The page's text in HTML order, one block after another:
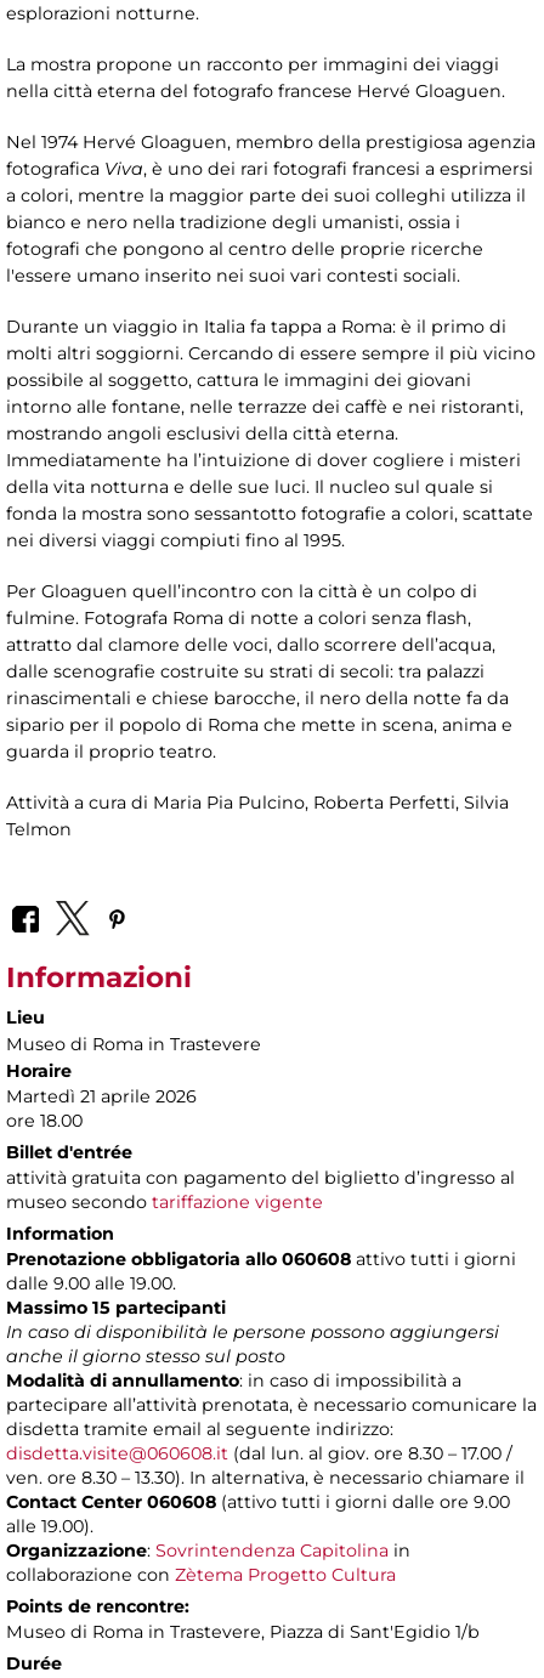
esplorazioni notturne.
La mostra propone un racconto per immagini dei viaggi
nella città eterna del fotografo francese Hervé Gloaguen.
Nel 1974 Hervé Gloaguen, membro della prestigiosa agenzia
fotografica Viva, è uno dei rari fotografi francesi a esprimersi
a colori, mentre la maggior parte dei suoi colleghi utilizza il
bianco e nero nella tradizione degli umanisti, ossia i
fotografi che pongono al centro delle proprie ricerche
l'essere umano inserito nei suoi vari contesti sociali.
Durante un viaggio in Italia fa tappa a Roma: è il primo di
molti altri soggiorni. Cercando di essere sempre il più vicino
possibile al soggetto, cattura le immagini dei giovani
intorno alle fontane, nelle terrazze dei caffè e nei ristoranti,
mostrando angoli esclusivi della città eterna.
Immediatamente ha l’intuizione di dover cogliere i misteri
della vita notturna e delle sue luci. Il nucleo sul quale si
fonda la mostra sono sessantotto fotografie a colori, scattate
nei diversi viaggi compiuti fino al 1995.
Per Gloaguen quell’incontro con la città è un colpo di
fulmine. Fotografa Roma di notte a colori senza flash,
attratto dal clamore delle voci, dallo scorrere dell’acqua,
dalle scenografie costruite su strati di secoli: tra palazzi
rinascimentali e chiese barocche, il nero della notte fa da
sipario per il popolo di Roma che mette in scena, anima e
guarda il proprio teatro.
Attività a cura di Maria Pia Pulcino, Roberta Perfetti, Silvia
Telmon
Informazioni
Lieu
Museo di Roma in Trastevere
Horaire
Martedì 21 aprile 2026
ore 18.00
Billet d'entrée
attività gratuita con pagamento del biglietto d’ingresso al
museo secondo tariffazione vigente
Information
Prenotazione obbligatoria allo 060608 attivo tutti i giorni
dalle 9.00 alle 19.00.
Massimo 15 partecipanti
In caso di disponibilità le persone possono aggiungersi
anche il giorno stesso sul posto
Modalità di annullamento: in caso di impossibilità a
partecipare all’attività prenotata, è necessario comunicare la
disdetta tramite email al seguente indirizzo:
disdetta.visite@060608.it (dal lun. al giov. ore 8.30 – 17.00 /
ven. ore 8.30 – 13.30). In alternativa, è necessario chiamare il
Contact Center 060608 (attivo tutti i giorni dalle ore 9.00
alle 19.00).
Organizzazione: Sovrintendenza Capitolina in
collaborazione con Zètema Progetto Cultura
Points de rencontre:
Museo di Roma in Trastevere, Piazza di Sant'Egidio 1/b
Durée